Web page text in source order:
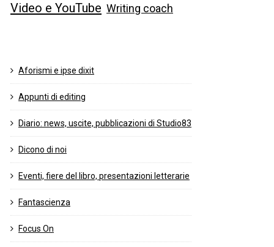
Video e YouTube Writing coach
Aforismi e ipse dixit
Appunti di editing
Diario: news, uscite, pubblicazioni di Studio83
Dicono di noi
Eventi, fiere del libro, presentazioni letterarie
Fantascienza
Focus On